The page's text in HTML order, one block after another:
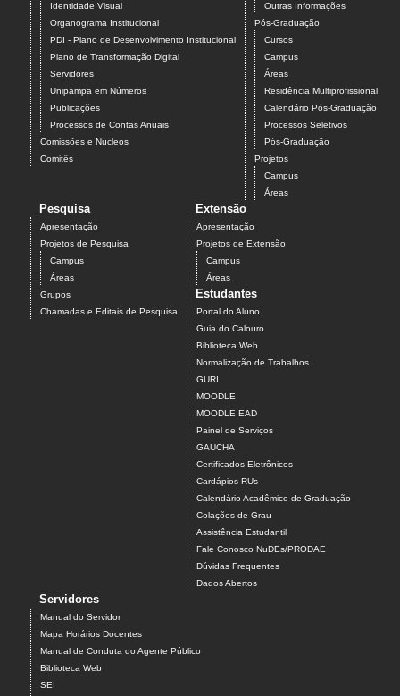
Identidade Visual
Organograma Institucional
PDI - Plano de Desenvolvimento Institucional
Plano de Transformação Digital
Servidores
Unipampa em Números
Publicações
Processos de Contas Anuais
Comissões e Núcleos
Comitês
Outras Informações
Pós-Graduação
Cursos
Campus
Áreas
Residência Multiprofissional
Calendário Pós-Graduação
Processos Seletivos
Pós-Graduação
Projetos
Campus
Áreas
Pesquisa
Apresentação
Projetos de Pesquisa
Campus
Áreas
Grupos
Chamadas e Editais de Pesquisa
Extensão
Apresentação
Projetos de Extensão
Campus
Áreas
Estudantes
Portal do Aluno
Guia do Calouro
Biblioteca Web
Normalização de Trabalhos
GURI
MOODLE
MOODLE EAD
Painel de Serviços
GAUCHA
Certificados Eletrônicos
Cardápios RUs
Calendário Acadêmico de Graduação
Colações de Grau
Assistência Estudantil
Fale Conosco NuDEs/PRODAE
Dúvidas Frequentes
Dados Abertos
Servidores
Manual do Servidor
Mapa Horários Docentes
Manual de Conduta do Agente Público
Biblioteca Web
SEI